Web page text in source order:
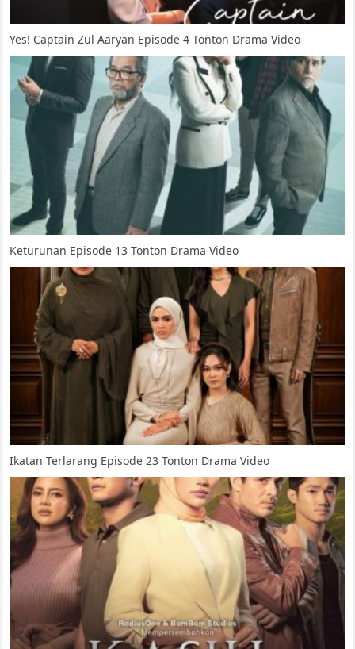
Yes! Captain Zul Aaryan Episode 4 Tonton Drama Video
Keturunan Episode 13 Tonton Drama Video
Ikatan Terlarang Episode 23 Tonton Drama Video